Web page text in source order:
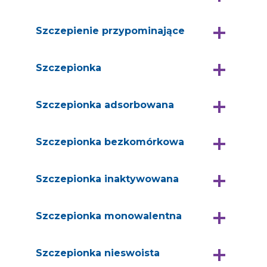
Szczepienie przypominające
Szczepionka
Szczepionka adsorbowana
Szczepionka bezkomórkowa
Szczepionka inaktywowana
Szczepionka monowalentna
Szczepionka nieswoista